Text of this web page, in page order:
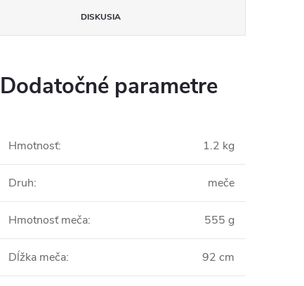
DISKUSIA
Dodatočné parametre
Hmotnosť: 1.2 kg
Druh: meče
Hmotnosť meča: 555 g
Dĺžka meča: 92 cm